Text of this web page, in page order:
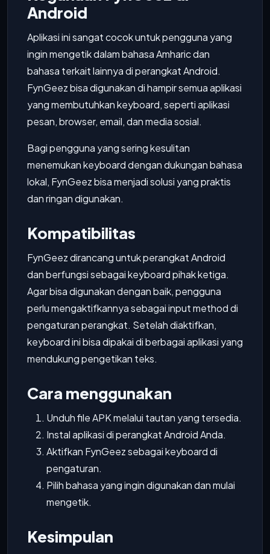
Android
Aplikasi ini sangat cocok untuk pengguna yang
ingin mengetik dalam bahasa Amharic dan
bahasa terkait lainnya di perangkat Android.
FynGeez bisa digunakan di hampir semua aplikasi
yang membutuhkan keyboard, seperti aplikasi
pesan, browser, email, dan media sosial.
Bagi pengguna yang sering kesulitan
menemukan keyboard dengan dukungan bahasa
lokal, FynGeez bisa menjadi solusi yang praktis
dan ringan digunakan.
Kompatibilitas
FynGeez dirancang untuk perangkat Android
dan berfungsi sebagai keyboard pihak ketiga.
Agar bisa digunakan dengan baik, pengguna
perlu mengaktifkannya sebagai input method di
pengaturan perangkat. Setelah diaktifkan,
keyboard ini bisa dipakai di berbagai aplikasi yang
mendukung pengetikan teks.
Cara menggunakan
Unduh file APK melalui tautan yang tersedia.
Instal aplikasi di perangkat Android Anda.
Aktifkan FynGeez sebagai keyboard di
pengaturan.
Pilih bahasa yang ingin digunakan dan mulai
mengetik.
Kesimpulan